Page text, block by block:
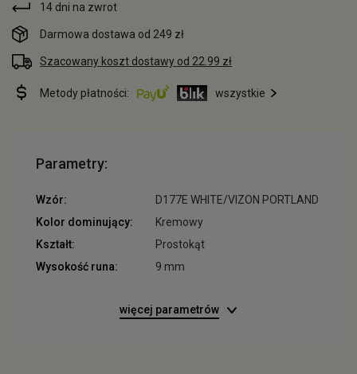
14 dni na zwrot
Darmowa dostawa od 249 zł
Szacowany koszt dostawy od 22.99 zł
Metody płatności: wszystkie
Parametry:
Wzór:
D177E WHITE/VIZON PORTLAND
Kolor dominujący:
Kremowy
Kształt:
Prostokąt
Wysokość runa:
9 mm
więcej parametrów